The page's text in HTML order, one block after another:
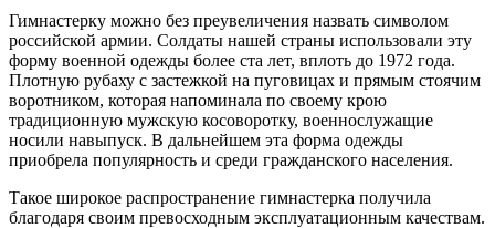
Гимнастерку можно без преувеличения назвать символом
российской армии. Солдаты нашей страны использовали эту
форму военной одежды более ста лет, вплоть до 1972 года.
Плотную рубаху с застежкой на пуговицах и прямым стоячим
воротником, которая напоминала по своему крою
традиционную мужскую косоворотку, военнослужащие
носили навыпуск. В дальнейшем эта форма одежды
приобрела популярность и среди гражданского населения.
Такое широкое распространение гимнастерка получила
благодаря своим превосходным эксплуатационным качествам.